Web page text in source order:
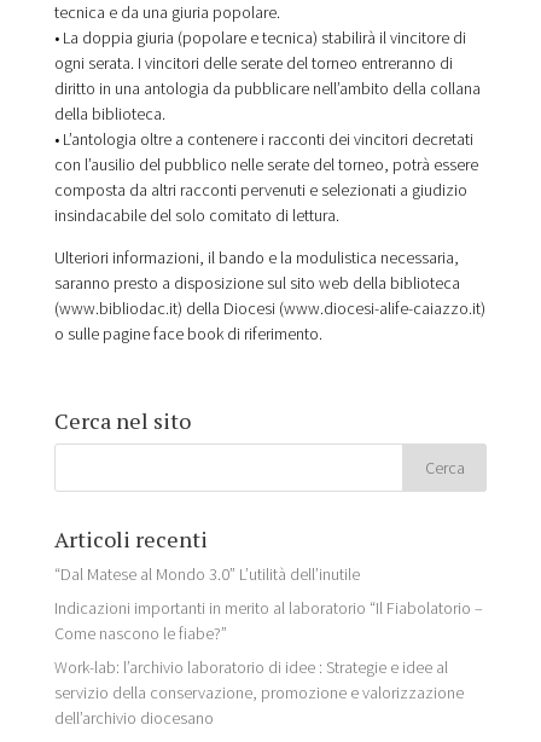
tecnica e da una giuria popolare.
• La doppia giuria (popolare e tecnica) stabilirà il vincitore di
ogni serata. I vincitori delle serate del torneo entreranno di
diritto in una antologia da pubblicare nell’ambito della collana
della biblioteca.
• L’antologia oltre a contenere i racconti dei vincitori decretati
con l’ausilio del pubblico nelle serate del torneo, potrà essere
composta da altri racconti pervenuti e selezionati a giudizio
insindacabile del solo comitato di lettura.
Ulteriori informazioni, il bando e la modulistica necessaria,
saranno presto a disposizione sul sito web della biblioteca
(www.bibliodac.it) della Diocesi (www.diocesi-alife-caiazzo.it)
o sulle pagine face book di riferimento.
Cerca nel sito
Articoli recenti
“Dal Matese al Mondo 3.0” L’utilità dell’inutile
Indicazioni importanti in merito al laboratorio “Il Fiabolatorio –
Come nascono le fiabe?”
Work-lab: l’archivio laboratorio di idee : Strategie e idee al
servizio della conservazione, promozione e valorizzazione
dell’archivio diocesano